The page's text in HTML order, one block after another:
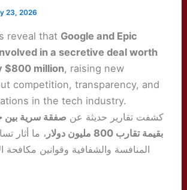
23, 2026
reveal that Google and Epic
in a secretive deal worth
$800 million, raising new
competition, transparency, and
in the tech industry.
كشفت تقارير حديثة عن صفقة سرية بين
بقيمة تقارب 800 مليون دولار
، ما أثار
المنافسة والشفافية وقوانين مكافحة